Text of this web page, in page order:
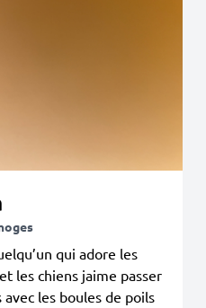
qui adore les
les chiens jaime passer
les boules de poils